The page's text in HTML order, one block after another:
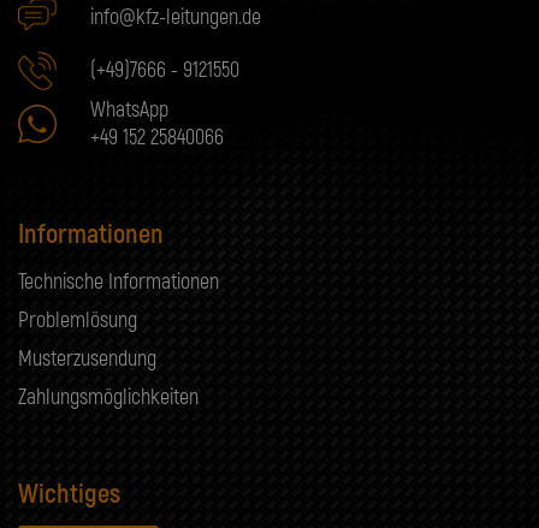
info@kfz-leitungen.de
(+49)7666 - 9121550
WhatsApp
+49 152 25840066
Informationen
Technische Informationen
Problemlösung
Musterzusendung
Zahlungsmöglichkeiten
Wichtiges